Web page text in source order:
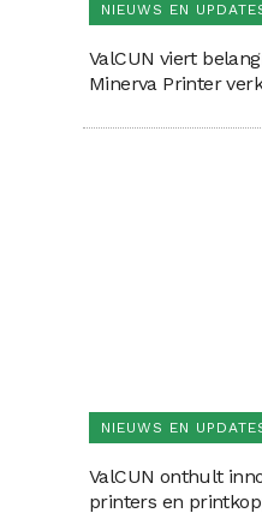
NIEUWS EN
ValCUN viert
Minerva Printer
NIEUWS EN
ValCUN onthult
printers en